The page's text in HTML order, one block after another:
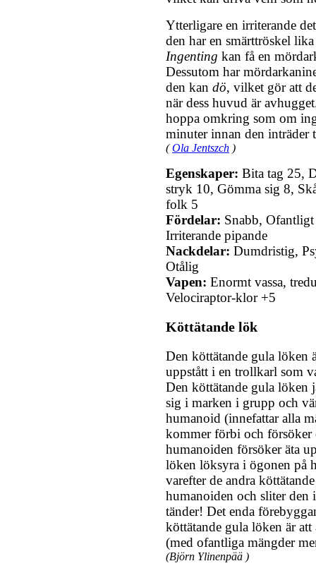
Ytterligare en irriterande
den har en smärttröskel
Ingenting kan få en
Dessutom har
den kan dö, vilket gör att
när dess huvud är
hoppa omkring som om
minuter innan den inträder
(Ola Jentszch )
Egenskaper: Bita tag 25,
stryk 10, Gömma sig 8,
folk 5
Fördelar: Snabb,
Irriterande pipande
Nackdelar: Dumdristig,
Otålig
Vapen: Enormt vassa,
Velociraptor-klor +5
Köttätande lök
Den köttätande gula löken
uppstått i en trollkarl som
Den köttätande gula löken
sig i marken i grupp och
humanoid (innefattar alla
kommer förbi och försöker
humanoiden försöker äta
löken löksyra i ögonen på
varefter de andra
humanoiden och sliter den
tänder! Det enda
köttätande gula löken är
(med ofantliga mängder
(Björn Ylinenpää )